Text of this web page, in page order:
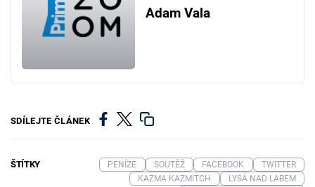
Adam Vala
SDÍLEJTE ČLÁNEK
ŠTÍTKY PENÍZE SOUTĚŽ FACEBOOK
TWITTER
KAZMA KAZMITCH
LYSÁ NAD LABEM